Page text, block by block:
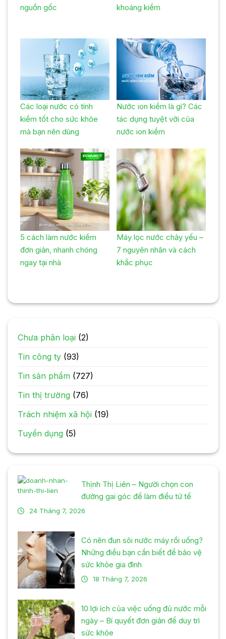
nguồn gốc khoáng kiềm
Các loại nước có tính
kiềm tốt cho sức khỏe
mà bạn nên dùng
Nước ion kiềm là gì? Các
tác dụng tuyệt vời của
nước ion kiềm
5 cách làm nước kiềm
đơn giản, nhanh chóng
ngay tại nhà
Máy lọc nước chảy yếu –
7 nguyên nhân và cách
khắc phục
Chưa phân loại (2)
Tin công ty (93)
Tin sản phẩm (727)
Tin thị trường (76)
Trách nhiệm xã hội (19)
Tuyển dụng (5)
Thịnh Thị Liên – Người chọn con
đường gai góc để làm điều tử tế
24 Tháng 7, 2026
Có nên đun sôi nước máy rồi uống?
Những điều bạn cần biết để bảo vệ
sức khỏe gia đình
18 Tháng 7, 2026
10 lợi ích của việc uống đủ nước mỗi
ngày – Bí quyết đơn giản để duy trì
sức khỏe